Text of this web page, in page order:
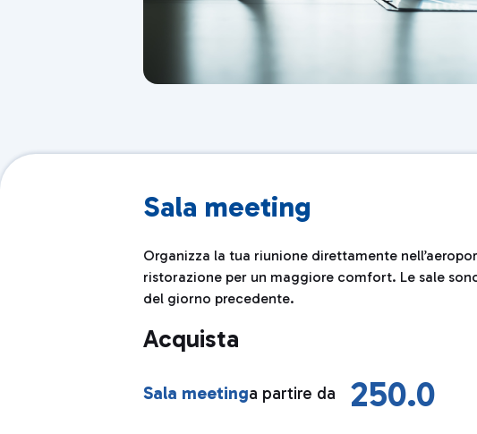
Sala meeting
Organizza la tua riunione direttamente
ristorazione per un maggiore comfort. Le sale
del giorno precedente.
Acquista
Sala meetinga partire da 250.0